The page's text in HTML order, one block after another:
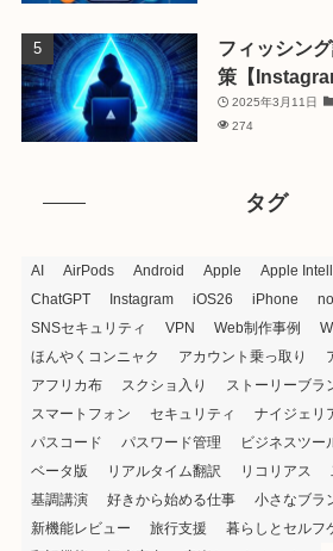
フィッシン
策【
2025年3月11日
274
タグ
AI AirPods Android Apple Apple
ChatGPT
Instagram iOS26 iPhone
SNSセキュリティ
VPN Web制作事例
ほんやくコンニャク
アカウント乗っ取り
アフリカ布
スクショ入り
ストーリーブラ
スマートフォン
セキュリティ ナイジェリ
パスコード
パスワード管理 ビジネスツー
ベータ版
リアルタイム翻訳 リコリアス
基調講演
好きから始める仕事
小さなブラ
新機能レビュー
旅行支援 暮らしとセルフ